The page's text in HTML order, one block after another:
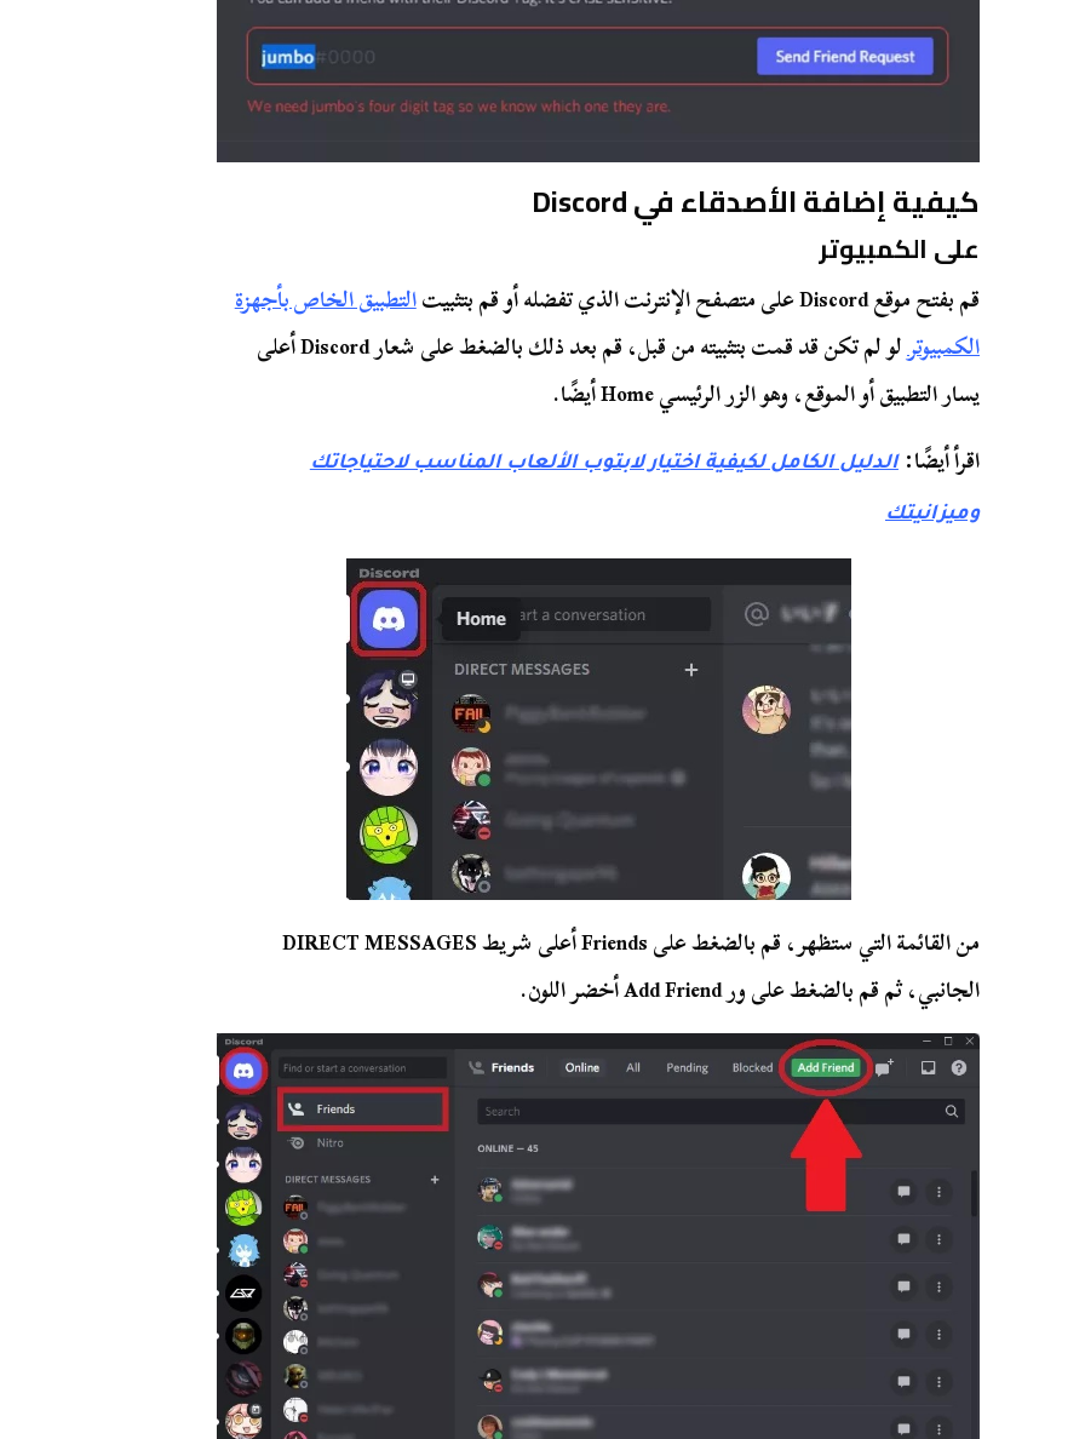
كيفية إضافة الأصدقاء في Discord
على الكمبيوتر
قم بفتح موقع Discord على متصفح الإنترنت الذي تفضله أو قم بتثبيت
التطبيق الخاص بأجهزة
الكمبيوتر
لو لم تكن قد قمت بتثبيته من قبل، قم بعد ذلك بالضغط على شعار Discord أعلى
يسار التطبيق أو الموقع، وهو الزر الرئيسي Home أيضًا.
اقرأ أيضًا:الدليل الكامل لكيفية اختيار لابتوب الألعاب المناسب لاحتياجاتك
وميزانيتك
من القائمة التي ستظهر، قم بالضغط على Friends أعلى شريط DIRECT MESSAGES
الجانبي، ثم قم بالضغط على ور Add Friend أخضر اللون.